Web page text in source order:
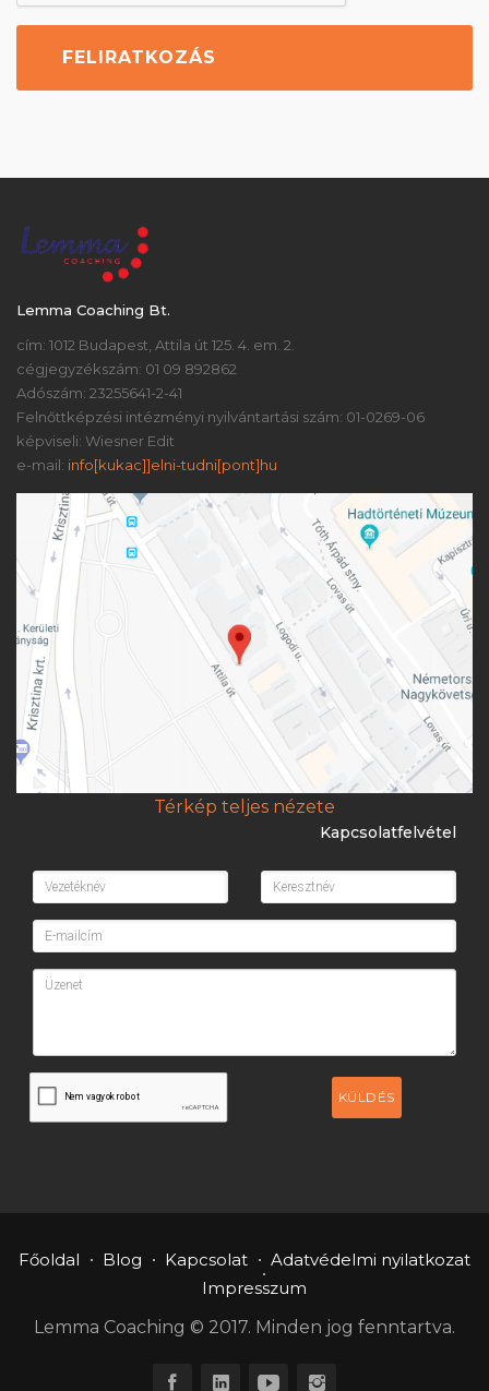
Lemma Coaching Bt.
cím: 1012 Budapest, Attila út 125. 4. em. 2.
cégjegyzékszám: 01 09 892862
Adószám: 23255641-2-41
Felnőttképzési intézményi nyilvántartási szám: 01-0269-06
képviseli: Wiesner Edit
e-mail: info[kukac]]elni-tudni[pont]hu
Térkép teljes nézete
Kapcsolatfelvétel
KÜLDÉS
Főoldal Blog Kapcsolat
Adatvédelmi nyilatkozat
Impresszum
Lemma Coaching © 2017. Minden jog fenntartva.